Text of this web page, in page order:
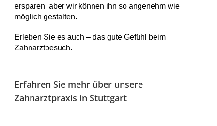
ersparen, aber wir können ihn so angenehm wie
möglich gestalten.
Erleben Sie es auch – das gute Gefühl beim
Zahnarztbesuch.
Erfahren Sie mehr über unsere
Zahnarztpraxis in Stuttgart